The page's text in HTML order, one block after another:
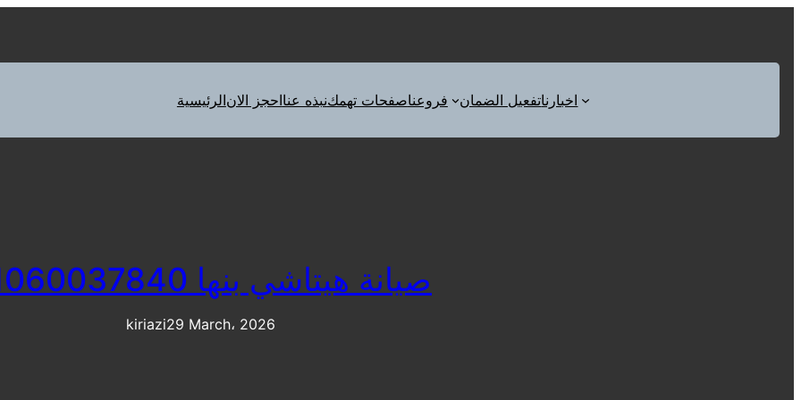
الرئيسيةاحجز الاننبذه عناصفحات تهمكفروعنا تفعيل الضماناخبارنا
صيانة هيتاشي بنها 01060037840
kiriazi29 March، 2026